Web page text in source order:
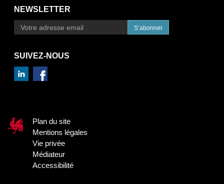
NEWSLETTER
S’abonner
SUIVEZ-NOUS
Plan du site
Mentions légales
Vie privée
Médiateur
Accessibilité